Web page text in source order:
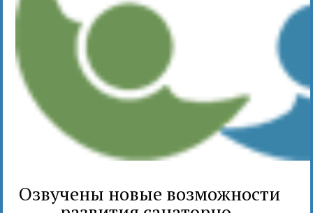
Озвучены новые возможности